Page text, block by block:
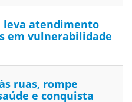
leva atendimento
em vulnerabilidade
ruas, rompe
e conquista